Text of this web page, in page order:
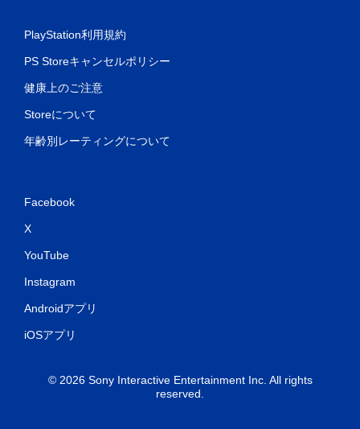
PlayStation利用規約
PS Storeキャンセルポリシー
健康上のご注意
Storeについて
年齢別レーティングについて
Facebook
X
YouTube
Instagram
Androidアプリ
iOSアプリ
© 2026 Sony Interactive Entertainment Inc. All rights
reserved.